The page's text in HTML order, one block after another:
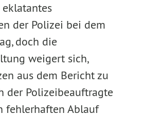
der Polizei bei dem
doch die
weigert sich,
aus dem Bericht zu
der Polizeibeauftragte
fehlerhaften Ablauf